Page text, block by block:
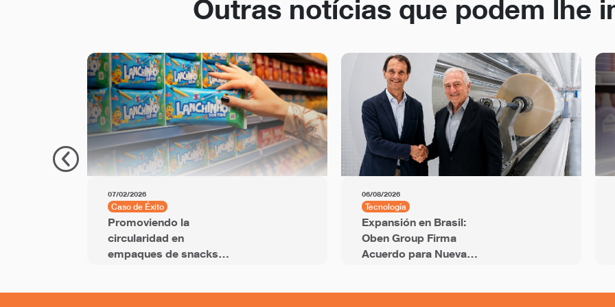
Outras notícias que podem lhe
07/02/2026
Caso de Éxito
Promoviendo la
circularidad en
empaques de snacks
06/08/2026
Tecnología
Expansión en Brasil:
Oben Group Firma
Acuerdo para Nueva